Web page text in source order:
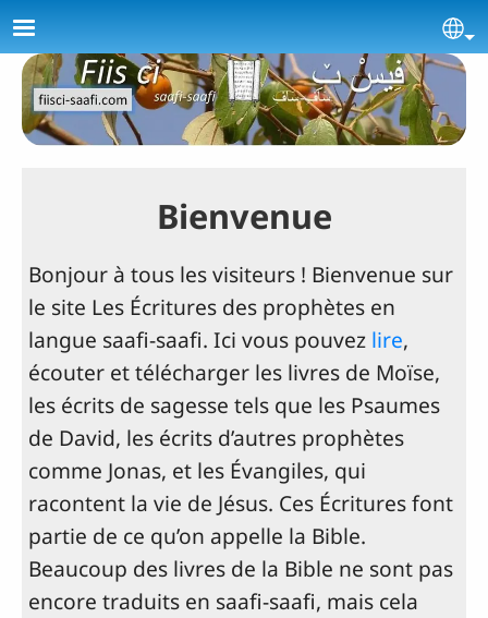
Aller au contenu principal
Bienvenue
Bonjour à tous les visiteurs ! Bienvenue sur
le site Les Écritures des prophètes en
langue saafi-saafi. Ici vous pouvez lire,
écouter et télécharger les livres de Moïse,
les écrits de sagesse tels que les Psaumes
de David, les écrits d’autres prophètes
comme Jonas, et les Évangiles, qui
racontent la vie de Jésus. Ces Écritures font
partie de ce qu’on appelle la Bible.
Beaucoup des livres de la Bible ne sont pas
encore traduits en saafi-saafi, mais cela